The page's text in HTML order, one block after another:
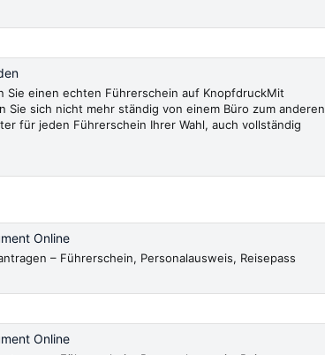
Sie einen echten Führerschein auf KnopfdruckMit
Sie sich nicht mehr ständig von einem Büro zum anderen
für jeden Führerschein Ihrer Wahl, auch vollständig
Online
– Führerschein, Personalausweis, Reisepass
Online